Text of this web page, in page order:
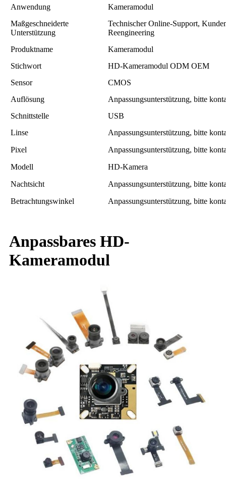
Anwendung
Kameramodul
Maßgeschneiderte
Unterstützung
Technischer Online-Support,
Reengineering
Produktname
Kameramodul
Stichwort
HD-Kameramodul ODM OEM
Sensor
CMOS
Auflösung
Anpassungsunterstützung, bitte
Schnittstelle
USB
Linse
Anpassungsunterstützung, bitte
Pixel
Anpassungsunterstützung, bitte
Modell
HD-Kamera
Nachtsicht
Anpassungsunterstützung, bitte
Betrachtungswinkel
Anpassungsunterstützung, bitte
Anpassbares HD-
Kameramodul